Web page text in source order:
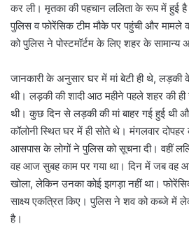
कर ली। मृतका की पहचान ललिता के रूप में हुई
पुलिस व फोरेंसिक टीम मौके पर पहुंची और
को पुलिस ने पोस्टमॉर्टम के लिए शहर के सामान्य
जानकारी के अनुसार घर में मां बेटी ही थे, लड़की
थी। लड़की की शादी आठ महीने पहले शहर की
थी। कुछ दिन से लड़की की मां बाहर गई हुई थी और
कॉलोनी स्थित घर में ही सोते थे। मंगलवार
आसपास के लोगों ने पुलिस को सूचना दी। वहीं
वह आज सुबह काम पर गया था। दिन में जब वह
खोला, लेकिन उनका कोई झगड़ा नहीं था।
साक्ष्य एकत्रित किए। पुलिस ने शव को कब्जे में
है।